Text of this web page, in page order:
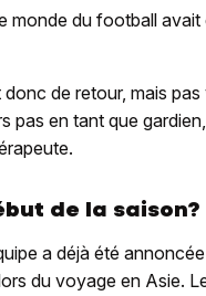
monde du football avait
de retour, mais pas
pas en tant que
de la saison?
a déjà été
du voyage en Asie.